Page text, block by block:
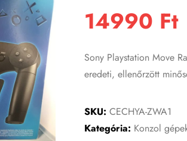
14990 Ft
Sony Playstation Move
eredeti, ellenőrzött
SKU: CECHYA-ZWA1
Kategória: Konzol